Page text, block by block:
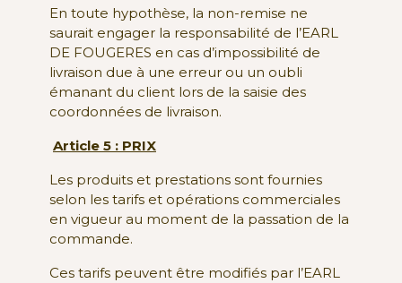
En toute hypothèse, la non-remise ne
saurait engager la responsabilité de l’EARL
DE FOUGERES en cas d’impossibilité de
livraison due à une erreur ou un oubli
émanant du client lors de la saisie des
coordonnées de livraison.
Article 5 : PRIX
Les produits et prestations sont fournies
selon les tarifs et opérations commerciales
en vigueur au moment de la passation de la
commande.
Ces tarifs peuvent être modifiés par l’EARL